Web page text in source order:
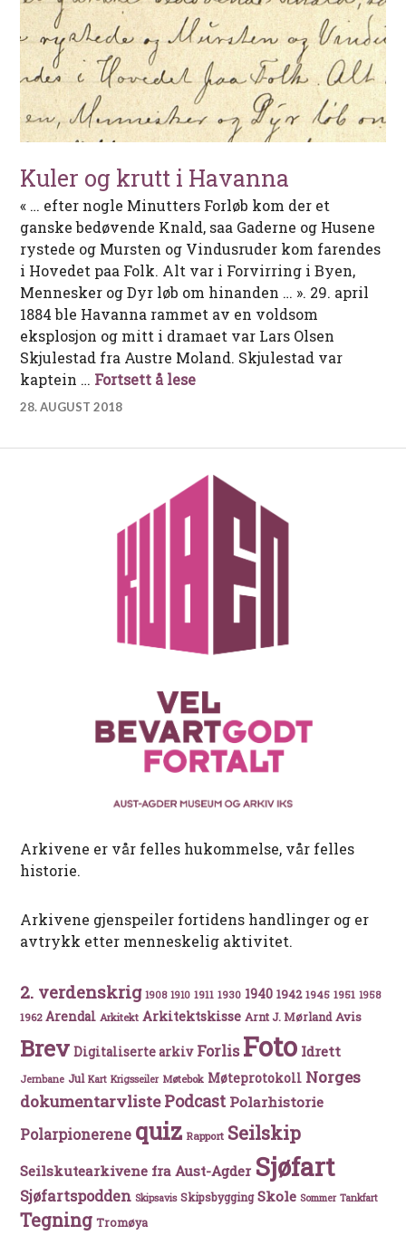
Kuler og krutt i Havanna
« … efter nogle Minutters Forløb kom der et
ganske bedøvende Knald, saa Gaderne og Husene
rystede og Mursten og Vindusruder kom farendes
i Hovedet paa Folk. Alt var i Forvirring i Byen,
Mennesker og Dyr løb om hinanden … ». 29. april
1884 ble Havanna rammet av en voldsom
eksplosjon og mitt i dramaet var Lars Olsen
Skjulestad fra Austre Moland. Skjulestad var
kaptein … Fortsett å leseKuler og krutt i Havanna
28. AUGUST 2018
Arkivene er vår felles hukommelse, vår felles
historie.
Arkivene gjenspeiler fortidens handlinger og er
avtrykk etter menneskelig aktivitet.
2. verdenskrig 1908 1910 1911 1930 1940 1942 1945 1951 1958
1962 Arendal Arkitekt Arkitektskisse Arnt J. Mørland Avis
Brev Digitaliserte arkiv Forlis Foto Idrett
Jernbane Jul Kart Krigsseiler Møtebok Møteprotokoll Norges
dokumentarvlistePodcast Polarhistorie
Polarpionerene quiz Rapport Seilskip
Seilskutearkivene fra Aust-Agder Sjøfart
Sjøfartspodden Skipsavis Skipsbygging Skole Sommer Tankfart
Tegning Tromøya